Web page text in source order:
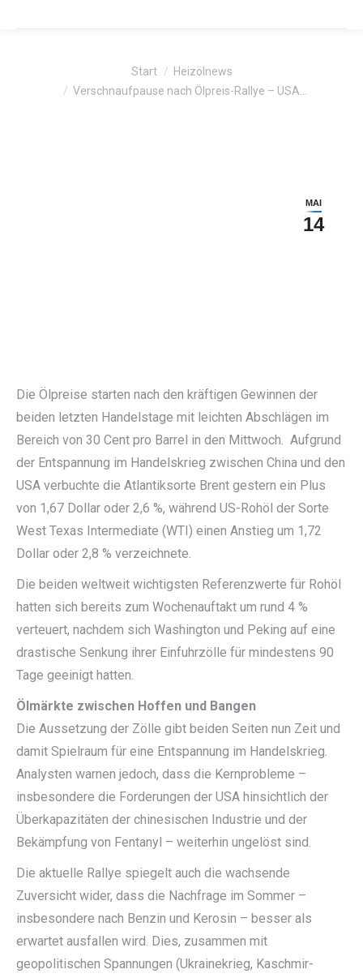
Sie befinden sich hier:Start
Heizölnews
Verschnaufpause nach Ölpreis-Rallye – USA…
MAI
14
Die Ölpreise starten nach den kräftigen Gewinnen der
beiden letzten Handelstage mit leichten Abschlägen im
Bereich von 30 Cent pro Barrel in den Mittwoch. Aufgrund
der Entspannung im Handelskrieg zwischen China und den
USA verbuchte die Atlantiksorte Brent gestern ein Plus
von 1,67 Dollar oder 2,6 %, während US-Rohöl der Sorte
West Texas Intermediate (WTI) einen Anstieg um 1,72
Dollar oder 2,8 % verzeichnete.
Die beiden weltweit wichtigsten Referenzwerte für Rohöl
hatten sich bereits zum Wochenauftakt um rund 4 %
verteuert, nachdem sich Washington und Peking auf eine
drastische Senkung ihrer Einfuhrzölle für mindestens 90
Tage geeinigt hatten.
Ölmärkte zwischen Hoffen und Bangen
Die Aussetzung der Zölle gibt beiden Seiten nun Zeit und
damit Spielraum für eine Entspannung im Handelskrieg.
Analysten warnen jedoch, dass die Kernprobleme –
insbesondere die Forderungen der USA hinsichtlich der
Überkapazitäten der chinesischen Industrie und der
Bekämpfung von Fentanyl – weiterhin ungelöst sind.
Die aktuelle Rallye spiegelt auch die wachsende
Zuversicht wider, dass die Nachfrage im Sommer –
insbesondere nach Benzin und Kerosin – besser als
erwartet ausfallen wird. Dies, zusammen mit
geopolitischen Spannungen (Ukrainekrieg, Kaschmir-